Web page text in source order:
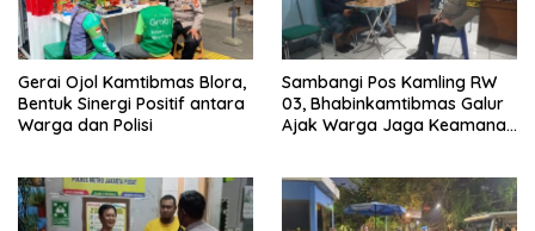
Gerai Ojol Kamtibmas Blora,
Bentuk Sinergi Positif antara
Warga dan Polisi
Sambangi Pos Kamling RW
03, Bhabinkamtibmas Galur
Ajak Warga Jaga Keamanan